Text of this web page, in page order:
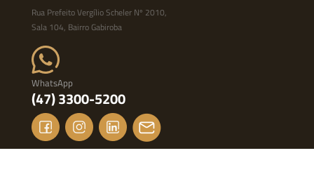
Rua Prefeito Vergílio Scheler Nº 2010,
Sala 104, Bairro Gabiroba
WhatsApp
(47) 3300-5200